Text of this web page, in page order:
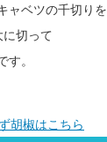
ャベツの千切りを
切って
。
胡椒はこちら